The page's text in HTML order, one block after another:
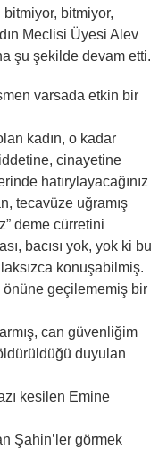
bitmiyor, bitmiyor,
Meclisi Üyesi Alev
şu şekilde devam etti.
varsada etkin bir
kadın, o kadar
cinayetine
hatırylayacağınız
tecavüze uğramış
deme cürretini
bacısı yok, yok ki bu
konuşabilmiş.
önüne geçilememiş bir
can güvenliğim
duyulan
kesilen Emine
Şahin’ler görmek